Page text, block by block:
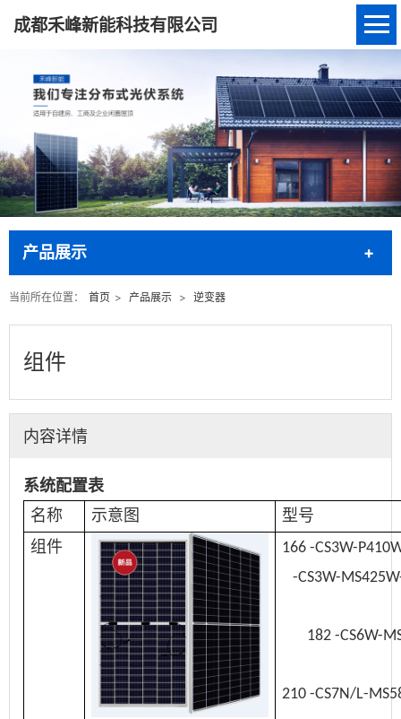
成都禾峰新能科技有限公司
产品展示
当前所在位置： 首页 > 产品展示 > 逆变器
组件
内容详情
系统配置表
名称
示意图
型号
组件
166 -CS3W-
-CS3W-
182 -CS6W-
210 -CS7N/L-